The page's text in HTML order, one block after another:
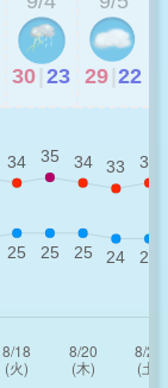
30 23 29 22